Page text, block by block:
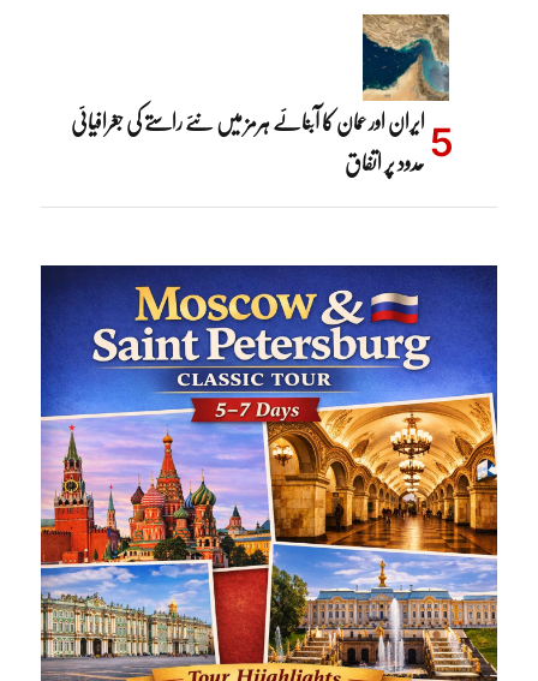
ایران اور عمان کا آبنائے ہرمز میں نئے راستے کی جغرافیائی
حدود پر اتفاق